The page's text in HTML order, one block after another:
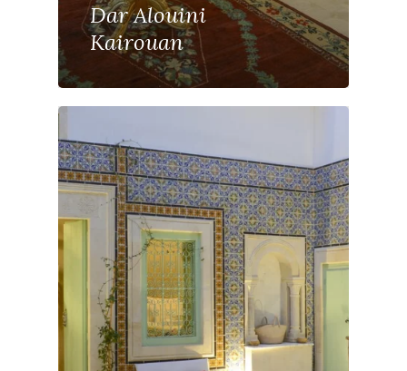
Dar Alouini
Kairouan